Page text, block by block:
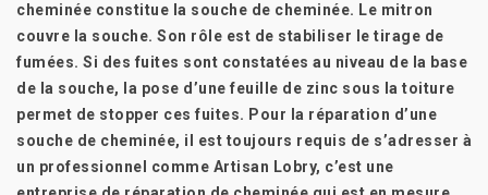
cheminée constitue la souche de cheminée. Le mitron
couvre la souche. Son rôle est de stabiliser le tirage de
fumées. Si des fuites sont constatées au niveau de la base
de la souche, la pose d’une feuille de zinc sous la toiture
permet de stopper ces fuites. Pour la réparation d’une
souche de cheminée, il est toujours requis de s’adresser à
un professionnel comme Artisan Lobry, c’est une